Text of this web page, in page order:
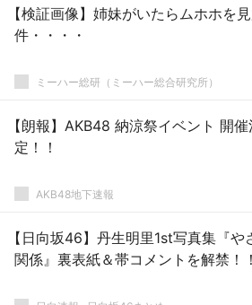
【検証画像】姉妹がいたらムホホを
件・・・・
ミーハー総研（ミーハー総合研究所）
【朗報】AKB48 納涼祭イベント 開催
定！！
AKB48地下速報
【日向坂46】丹生明里1st写真集『や
関係』裏表紙＆帯コメントを解禁！